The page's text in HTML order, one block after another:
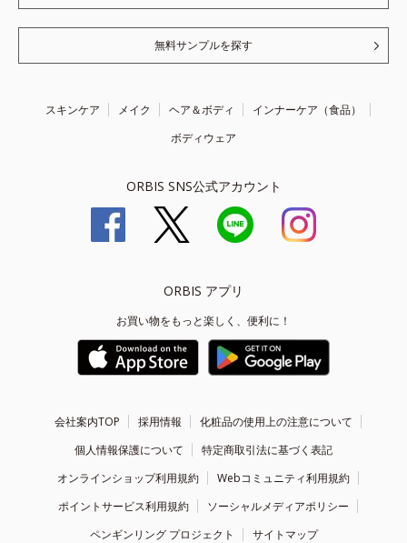
無料サンプルを探す
スキンケア メイク ヘア＆ボディ
インナーケア（食品）
ボディウェア
ORBIS SNS公式アカウント
ORBIS アプリ
お買い物をもっと楽しく、便利に！
会社案内TOP 採用情報
化粧品の使用上の注意について
個人情報保護について
特定商取引法に基づく表記
オンラインショップ利用規約
Webコミュニティ利用規約
ポイントサービス利用規約
ソーシャルメディアポリシー
ペンギンリング プロジェクト
サイトマップ